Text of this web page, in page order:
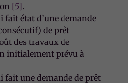
[5].
fait état d’une demande
de prêt
des travaux de
initialement prévu à
fait une demande de prêt